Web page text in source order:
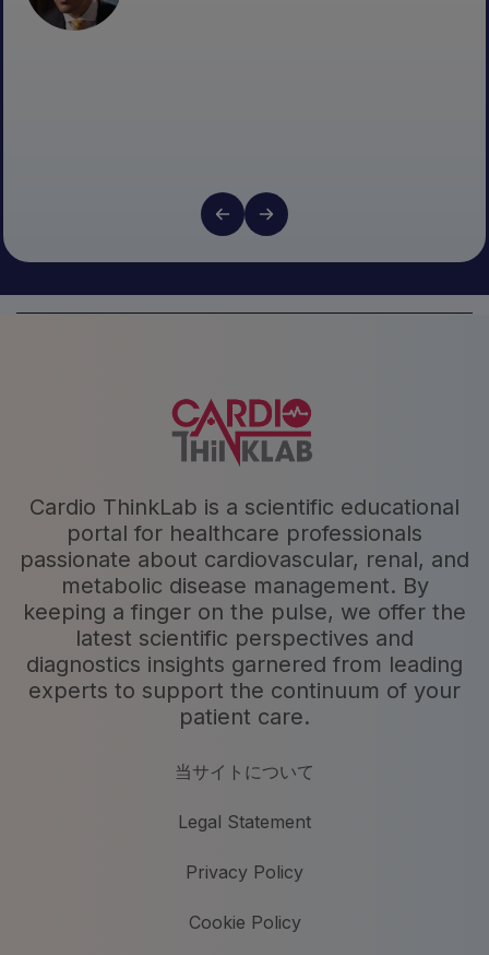
PreviousNext
Cardio ThinkLab is a scientific educational
portal for healthcare professionals
passionate about cardiovascular, renal, and
metabolic disease management. By
keeping a finger on the pulse, we offer the
latest scientific perspectives and
diagnostics insights garnered from leading
experts to support the continuum of your
patient care.
当サイトについて
Legal Statement
Privacy Policy
Cookie Policy